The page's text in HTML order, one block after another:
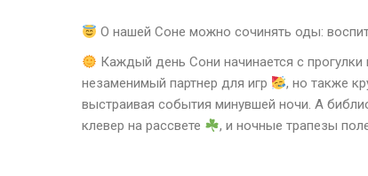
О нашей Соне можно сочинять оды:
Каждый день Сони начинается с прогулки
незаменимый партнер для игр
, но также
выстраивая события минувшей ночи. А
клевер на рассвете
, и ночные трапезы